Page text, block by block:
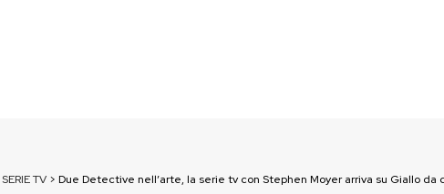
SERIE TV> Due Detective nell’arte, la serie tv con Stephen Moyer arriva su Giallo da